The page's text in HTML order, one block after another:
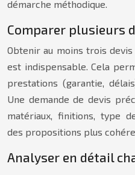
démarche méthodique.
Comparer plusieurs
Obtenir au moins trois
est indispensable. Cela
prestations (garantie,
Une demande de devis
matériaux, finitions, type
des propositions plus
Analyser en détail